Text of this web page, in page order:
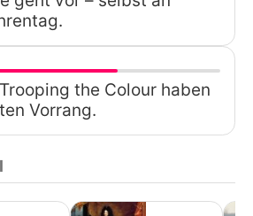
the Colour haben
Vorrang.